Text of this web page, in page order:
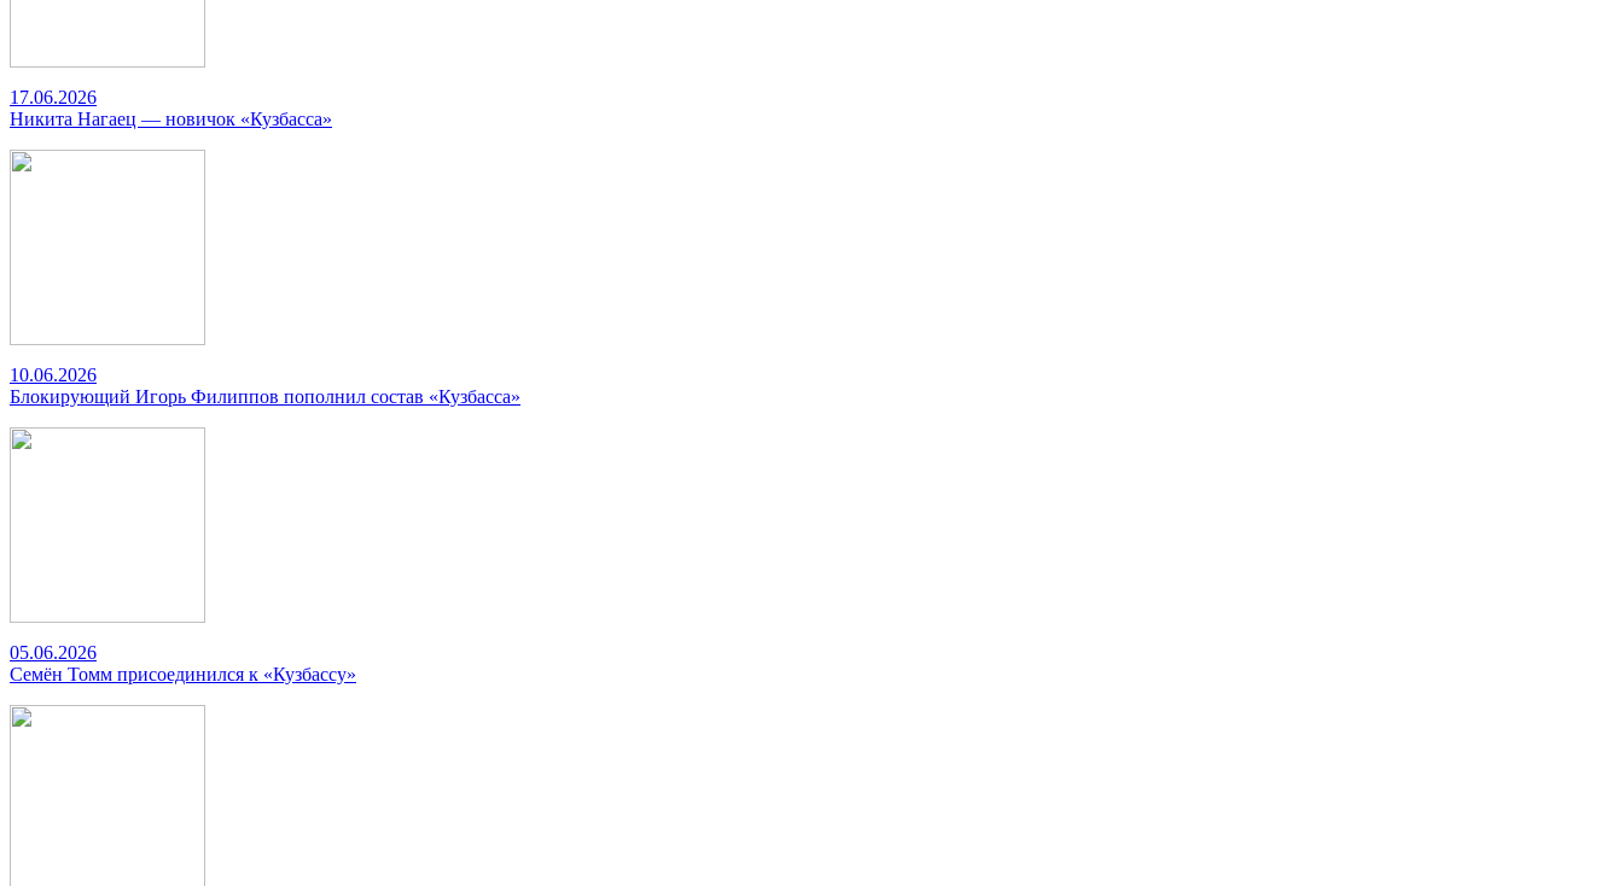
17.06.2026
Никита Нагаец — новичок «Кузбасса»
10.06.2026
Блокирующий Игорь Филиппов пополнил состав «Кузбасса»
05.06.2026
Семён Томм присоединился к «Кузбассу»